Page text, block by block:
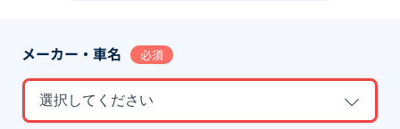
メーカー・車名 必須
選択してください